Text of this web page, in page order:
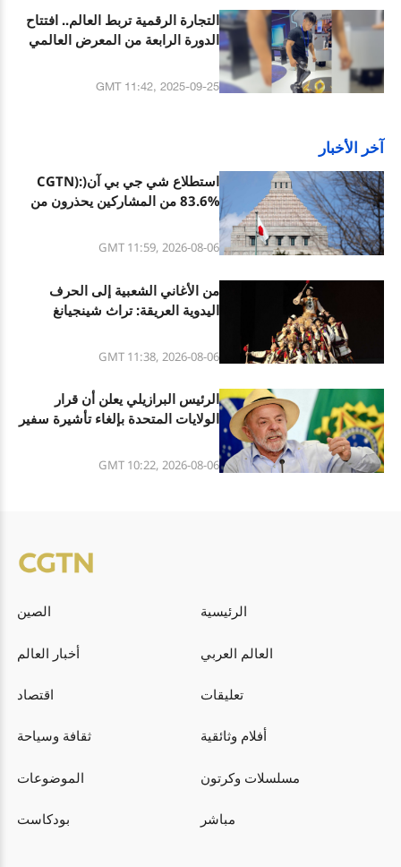
التجارة الرقمية تربط العالم.. افتتاح
الدورة الرابعة من المعرض العالمي
بمقاطعة تشجيانغ
GMT 11:42, 2025-09-25
آخر الأخبار
استطلاع شي جي بي آن(CGTN):
83.6% من المشاركين يحذرون من
تحت الميل العسكري الجديد
GMT 11:59, 2026-08-06
من الأغاني الشعبية إلى الحرف
اليدوية العريقة: تراث شينجيانغ
GMT 11:38, 2026-08-06
الرئيس البرازيلي يعلن أن قرار
الولايات المتحدة بإلغاء تأشيرة سفير
GMT 10:22, 2026-08-06
الصين الرئيسية
أخبار العالم العالم العربي
اقتصاد تعليقات
ثقافة وسياحة أفلام وثائقية
الموضوعات مسلسلات وكرتون
بودكاست مباشر